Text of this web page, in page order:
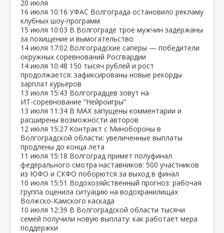
20 июля
16 июля 10:16 УФАС Волгограда остановило рекламу
клубных шоу‑программ
15 июля 10:03 В Волгограде трое мужчин задержаны
за похищение и вымогательство
14 июля 17:02 Волгоградские сапёры — победители
окружных соревнований Росгвардии
14 июля 10:48 150 тысяч рублей и рост
продолжается: зафиксированы новые рекорды
зарплат курьеров
13 июля 15:43 Волгоградцев зовут на
ИТ‑соревнование “Нейроигры”
13 июля 11:34 В МАХ запущены комментарии и
расширены возможности авторов
12 июля 15:27 Контракт с Минобороны в
Волгоградской области: увеличенные выплаты
продлены до конца лета
11 июля 15:18 Волгоград примет полуфинал
федерального смотра наставников: 500 участников
из ЮФО и СКФО поборются за выход в финал
10 июля 15:51 Водохозяйственный прогноз: рабочая
группа оценила ситуацию на водохранилищах
Волжско‑Камского каскада
10 июля 12:39 В Волгоградской области тысячи
семей получили новую выплату: как работает мера
поддержки